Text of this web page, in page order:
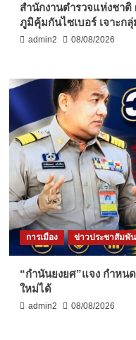
สำนักงานตำรวจแห่งชาติ
ภูมิคุ้มกันไซเบอร์ เจาะก
admin2 08/08/2026
การเมือง ข่าวประชาสัมพั
“กำนันยงยศ”แจง กำหน
ใหม่ได้
admin2 08/08/2026